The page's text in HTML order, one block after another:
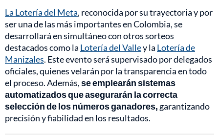
La Lotería del Meta, reconocida por su trayectoria y por
ser una de las más importantes en Colombia, se
desarrollará en simultáneo con otros sorteos
destacados como la Lotería del Valley la Lotería de
Manizales. Este evento será supervisado por delegados
oficiales, quienes velarán por la transparencia en todo
el proceso. Además,se emplearán sistemas
automatizados que asegurarán la correcta
selección de los números ganadores, garantizando
precisión y fiabilidad en los resultados.